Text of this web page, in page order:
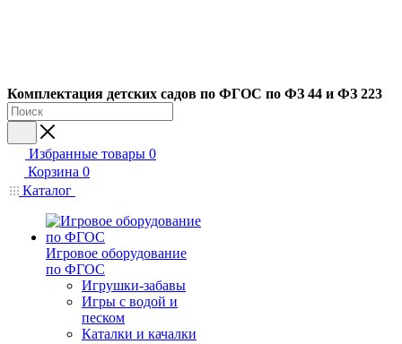
Комплектация детских садов по ФГОC по ФЗ 44 и ФЗ 223
Избранные товары 0
Корзина 0
Каталог
Игровое оборудование
по ФГОС
Игрушки-забавы
Игры с водой и
песком
Каталки и качалки